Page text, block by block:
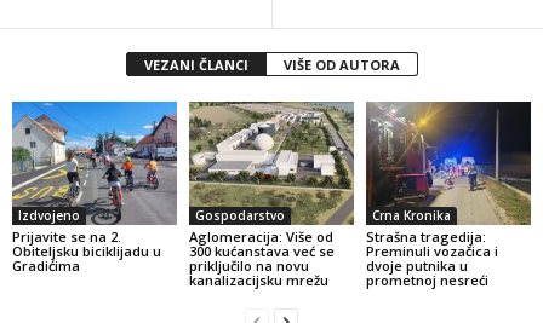
VEZANI ČLANCI VIŠE OD AUTORA
Izdvojeno
Prijavite se na 2.
Obiteljsku biciklijadu u
Gradićima
Gospodarstvo
Aglomeracija: Više od
300 kućanstava već se
priključilo na novu
kanalizacijsku mrežu
Crna Kronika
Strašna tragedija:
Preminuli vozačica i
dvoje putnika u
prometnoj nesreći